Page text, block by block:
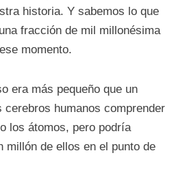
historia. Y sabemos lo que
fracción de mil millonésima
momento.
era más pequeño que un
humanos comprender
los átomos, pero podría
millón de ellos en el punto de